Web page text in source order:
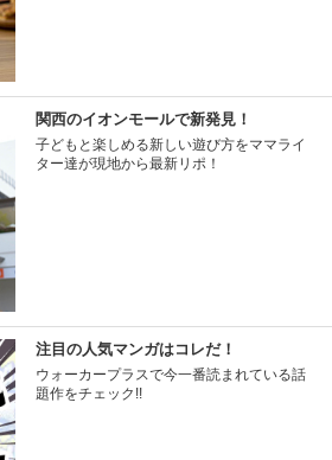
関西のイオンモールで新発見！
子どもと楽しめる新しい遊び方をママライ
ター達が現地から最新リポ！
注目の人気マンガはコレだ！
ウォーカープラスで今一番読まれている話
題作をチェック!!